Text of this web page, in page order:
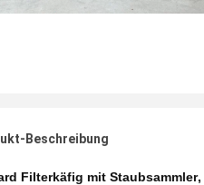
Beschreibung
Filterkäfig mit Staubsammler,